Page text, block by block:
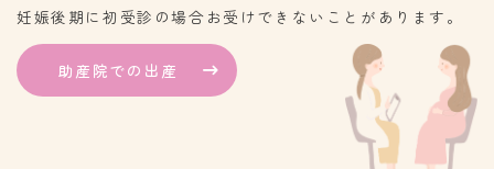
妊娠後期に初受診の場合お受けできないことがあります。
助産院での出産